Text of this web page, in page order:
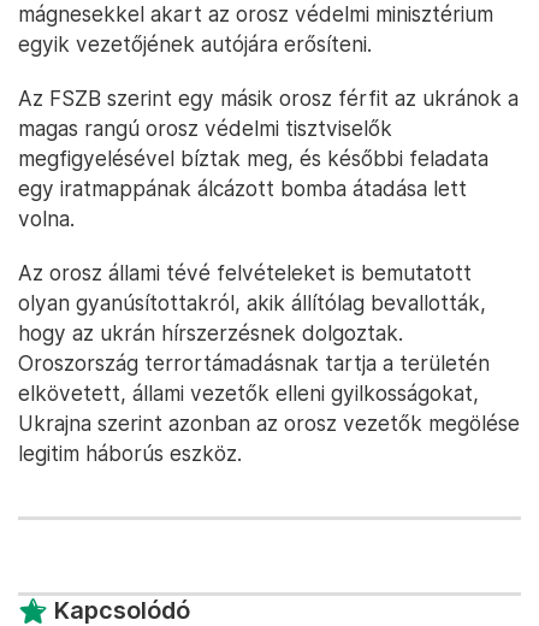
mágnesekkel akart az orosz védelmi minisztérium
egyik vezetőjének autójára erősíteni.
Az FSZB szerint egy másik orosz férfit az ukránok a
magas rangú orosz védelmi tisztviselők
megfigyelésével bíztak meg, és későbbi feladata
egy iratmappának álcázott bomba átadása lett
volna.
Az orosz állami tévé felvételeket is bemutatott
olyan gyanúsítottakról, akik állítólag bevallották,
hogy az ukrán hírszerzésnek dolgoztak.
Oroszország terrortámadásnak tartja a területén
elkövetett, állami vezetők elleni gyilkosságokat,
Ukrajna szerint azonban az orosz vezetők megölése
legitim háborús eszköz.
Kapcsolódó